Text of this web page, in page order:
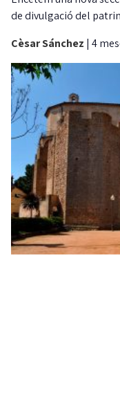
de divulgació del
Cèsar Sánchez | 4